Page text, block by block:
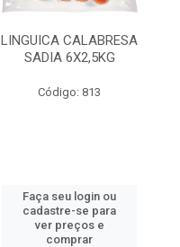
LINGUICA CALABRESA
SADIA 6X2,5KG
Código: 813
Faça seu login ou
cadastre-se para
ver preços e
comprar